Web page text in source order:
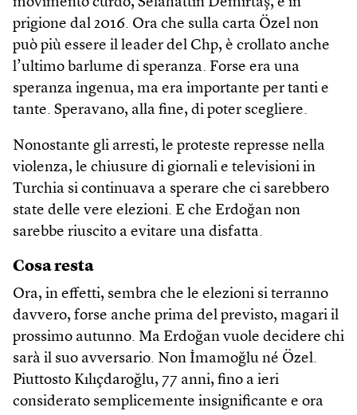
prigione dal 2016. Ora che sulla carta Özel non
può più essere il leader del Chp, è crollato anche
l’ultimo barlume di speranza. Forse era una
speranza ingenua, ma era importante per tanti e
tante. Speravano, alla fine, di poter scegliere.
Nonostante gli arresti, le proteste represse nella
violenza, le chiusure di giornali e televisioni in
Turchia si continuava a sperare che ci sarebbero
state delle vere elezioni. E che Erdoğan non
sarebbe riuscito a evitare una disfatta.
Cosa resta
Ora, in effetti, sembra che le elezioni si terranno
davvero, forse anche prima del previsto, magari il
prossimo autunno. Ma Erdoğan vuole decidere chi
sarà il suo avversario. Non İmamoğlu né Özel.
Piuttosto Kılıçdaroğlu, 77 anni, fino a ieri
considerato semplicemente insignificante e ora